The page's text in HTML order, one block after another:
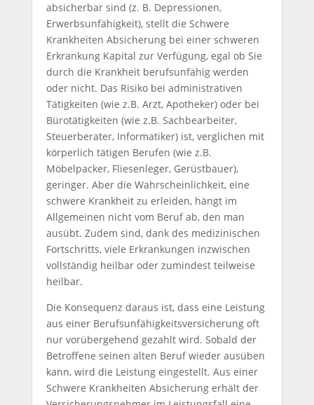
absicherbar sind (z. B. Depressionen,
Erwerbsunfähigkeit), stellt die Schwere
Krankheiten Absicherung bei einer schweren
Erkrankung Kapital zur Verfügung, egal ob Sie
durch die Krankheit berufsunfähig werden
oder nicht. Das Risiko bei administrativen
Tätigkeiten (wie z.B. Arzt, Apotheker) oder bei
Bürotätigkeiten (wie z.B. Sachbearbeiter,
Steuerberater, Informatiker) ist, verglichen mit
körperlich tätigen Berufen (wie z.B.
Möbelpacker, Fliesenleger, Gerüstbauer),
geringer. Aber die Wahrscheinlichkeit, eine
schwere Krankheit zu erleiden, hängt im
Allgemeinen nicht vom Beruf ab, den man
ausübt. Zudem sind, dank des medizinischen
Fortschritts, viele Erkrankungen inzwischen
vollständig heilbar oder zumindest teilweise
heilbar.
Die Konsequenz daraus ist, dass eine Leistung
aus einer Berufsunfähigkeitsversicherung oft
nur vorübergehend gezahlt wird. Sobald der
Betroffene seinen alten Beruf wieder ausüben
kann, wird die Leistung eingestellt. Aus einer
Schwere Krankheiten Absicherung erhält der